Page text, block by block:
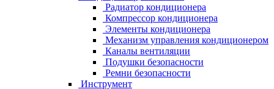
Радиатор кондиционера
Компрессор кондиционера
Элементы кондиционера
Механизм управления кондиционером
Каналы вентиляции
Подушки безопасности
Ремни безопасности
Инструмент